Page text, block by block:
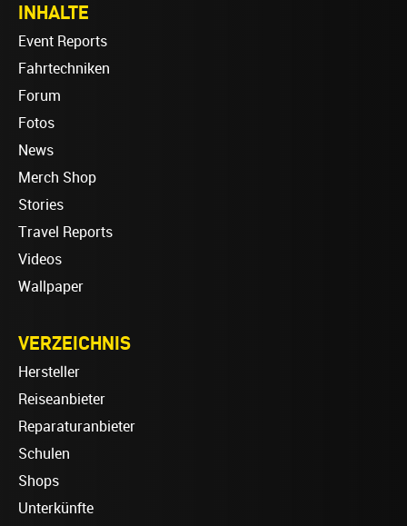
INHALTE
Event Reports
Fahrtechniken
Forum
Fotos
News
Merch Shop
Stories
Travel Reports
Videos
Wallpaper
VERZEICHNIS
Hersteller
Reiseanbieter
Reparaturanbieter
Schulen
Shops
Unterkünfte